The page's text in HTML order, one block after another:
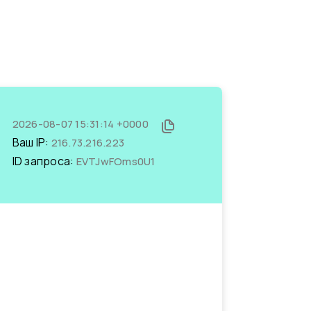
2026-08-07 15:31:14 +0000
Ваш IP: 216.73.216.223
ID запроса: EVTJwFOms0U1